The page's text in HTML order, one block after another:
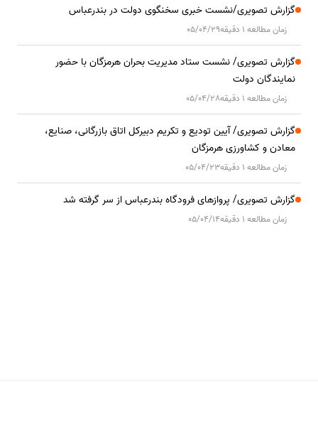
گزارش تصویری/نشست خبری سخنگوی دولت در بندرعباس
زمان مطالعه 1 دقیقه 05/04/29
گزارش تصویری/ نشست ستاد مدیریت بحران هرمزگان با حضور
نمایندگان دولت
زمان مطالعه 1 دقیقه 05/04/28
گزارش تصویری/ آیین تودیع و تکریم دبیرکل اتاق بازرگانی، صنایع،
معادن و کشاورزی هرمزگان
زمان مطالعه 1 دقیقه 05/04/23
گزارش تصویری/ پروازهای فرودگاه بندرعباس از سر گرفته شد
زمان مطالعه 1 دقیقه 05/04/14